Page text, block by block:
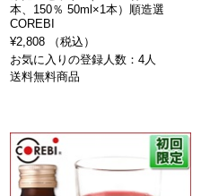
本、150％ 50ml×1本）順造選
COREBI
¥2,808 （税込）
お気に入りの登録人数：4人
送料無料商品